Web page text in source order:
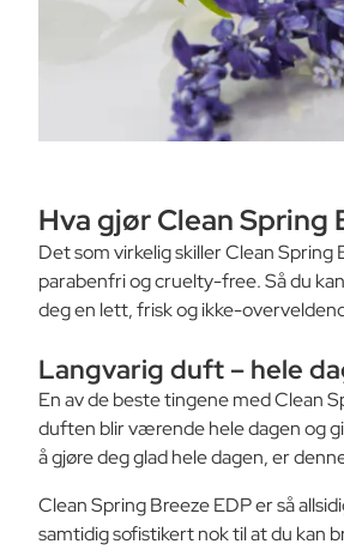
Hva gjør Clean Spring
Det som virkelig skiller Clean
parabenfri og cruelty-free. Så du
deg en lett, frisk og ikke-
Langvarig duft – hele
En av de beste tingene med Clean
duften blir værende hele dagen og
å gjøre deg glad hele dagen, er
Clean Spring Breeze EDP er så
samtidig sofistikert nok til at du kan